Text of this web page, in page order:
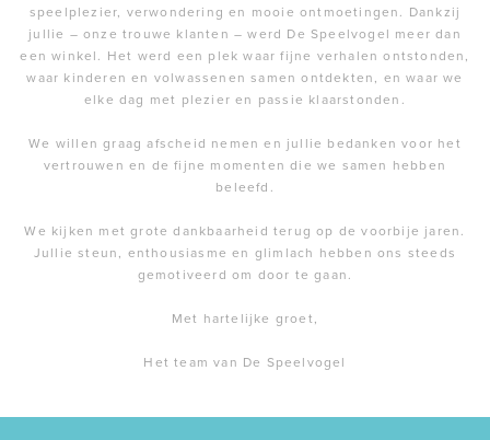
speelplezier, verwondering en mooie ontmoetingen. Dankzij
jullie – onze trouwe klanten – werd De Speelvogel meer dan
een winkel. Het werd een plek waar fijne verhalen ontstonden,
waar kinderen en volwassenen samen ontdekten, en waar we
elke dag met plezier en passie klaarstonden.
We willen graag afscheid nemen en jullie bedanken voor het
vertrouwen en de fijne momenten die we samen hebben
beleefd.
We kijken met grote dankbaarheid terug op de voorbije jaren.
Jullie steun, enthousiasme en glimlach hebben ons steeds
gemotiveerd om door te gaan.
Met hartelijke groet,
Het team van De Speelvogel